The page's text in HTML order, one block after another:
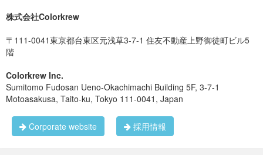
株式会社Colorkrew
〒111-0041東京都台東区元浅草3-7-1 住友不動産上野御徒町ビル5
階
Colorkrew Inc.
Sumitomo Fudosan Ueno-Okachimachi Building 5F, 3-7-1
Motoasakusa, Taito-ku, Tokyo 111-0041, Japan
Corporate website 採用情報